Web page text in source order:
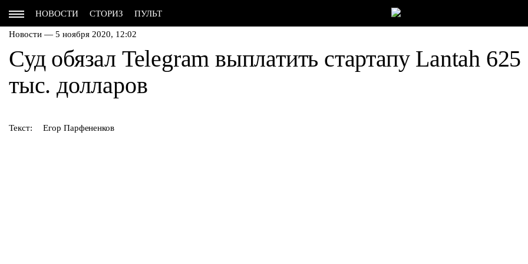
НОВОСТИ СТОРИЗ ПУЛЬТ
Новости — 5 ноября 2020, 12:02
Суд обязал Telegram выплатить стартапу Lantah 625
тыс. долларов
Текст: Егор Парфененков